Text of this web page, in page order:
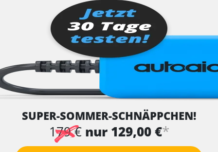
SUPER-SOMMER-SCHNÄPPCHEN!
179 € nur 129,00 €*